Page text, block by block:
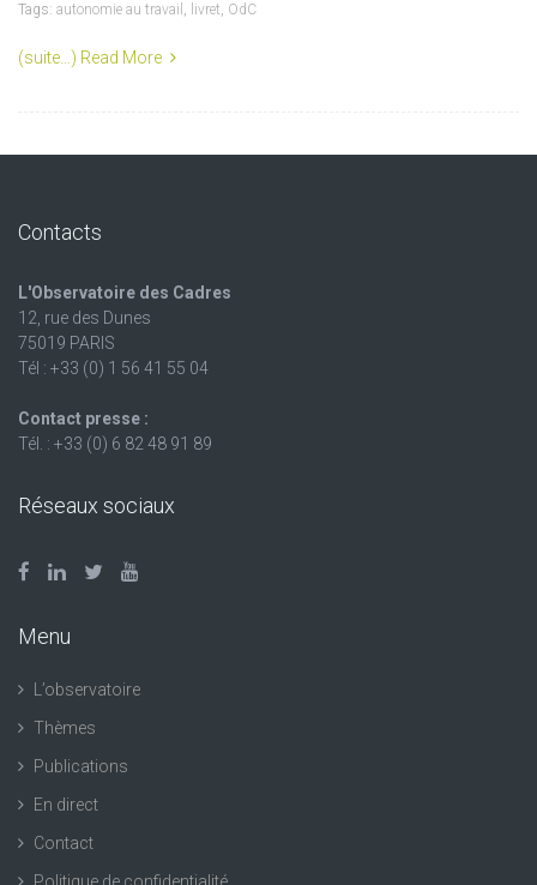
Tags: autonomie au travail , livret, OdC
(suite…) Read More
Contacts
L'Observatoire des Cadres
12, rue des Dunes
75019 PARIS
Tél : +33 (0) 1 56 41 55 04
Contact presse :
Tél. : +33 (0) 6 82 48 91 89
Réseaux sociaux
Menu
L’observatoire
Thèmes
Publications
En direct
Contact